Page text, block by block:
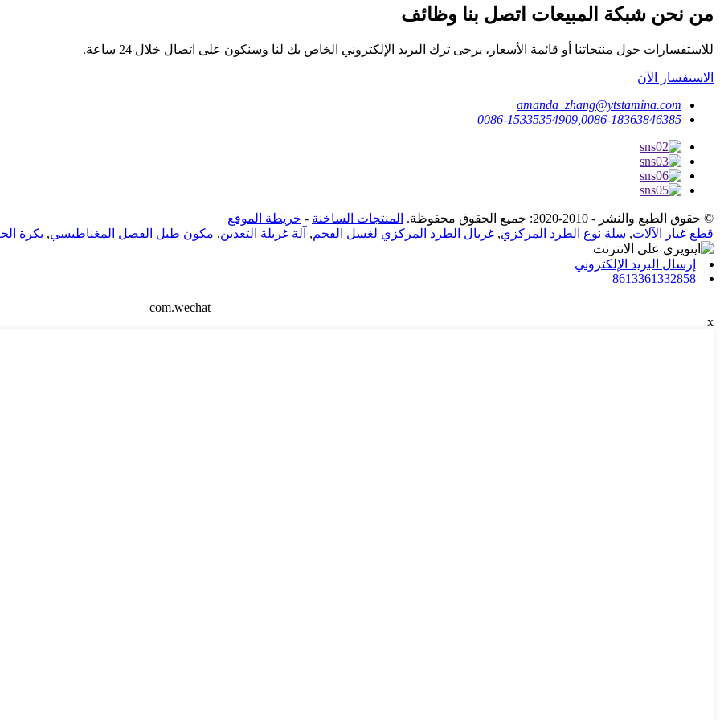
من نحن شبكة المبيعات اتصل بنا وظائف
للاستفسارات حول منتجاتنا أو قائمة الأسعار، يرجى ترك البريد الإلكتروني الخاص بك لنا وسنكون على اتصال خلال 24 ساعة.
الاستفسار الآن
amanda_zhang@ytstamina.com
0086-15335354909,0086-18363846385
© حقوق الطبع والنشر - 2010-2020: جميع الحقوق محفوظة. المنتجات الساخنة - خريطة الموقع
قطع غيار الآلات, سلة نوع الطرد المركزي, غربال الطرد المركزي لغسل الفحم, آلة غربلة التعدين, مكون طبل الفصل المغناطيسي, بكرة
إرسال البريد الإلكتروني
8613361332858
com.wechat
x